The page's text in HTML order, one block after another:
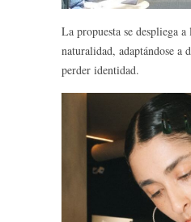
La propuesta se despliega
naturalidad, adaptándose a
perder identidad.